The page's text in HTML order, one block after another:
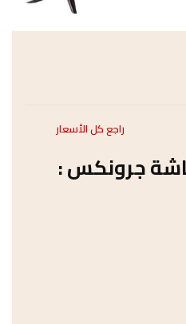
راجع كل الأسعار
جرونكس :